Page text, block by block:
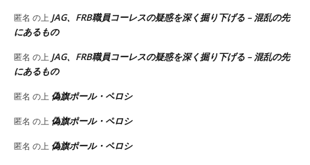
匿名 の上 JAG、FRB職員コーレスの疑惑を深く掘り下げる – 混乱の先
にあるもの
匿名 の上 JAG、FRB職員コーレスの疑惑を深く掘り下げる – 混乱の先
にあるもの
匿名 の上 偽旗ポール・ペロシ
匿名 の上 偽旗ポール・ペロシ
匿名 の上 偽旗ポール・ペロシ